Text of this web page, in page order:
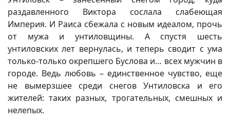
раздавленного Виктора сослала слабеющая
Империя. И Раиса сбежала с новым идеалом, прочь
от мужа и унтиловщины. А спустя шесть
унтиловских лет вернулась, и теперь сводит с ума
только-только окрепшего Буслова и… всех мужчин в
городе. Ведь любовь – единственное чувство, еще
не вымерзшее среди снегов Унтиловска и его
жителей: таких разных, трогательных, смешных и
нелепых.